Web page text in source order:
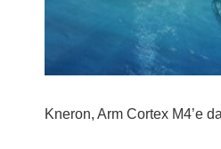
Kneron, Arm Cortex M4’e